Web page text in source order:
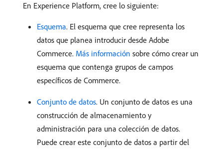
En Experience Platform, cree lo siguiente:
Esquema. El esquema que cree representa los
datos que planea introducir desde Adobe
Commerce. Más información sobre cómo crear un
esquema que contenga grupos de campos
específicos de Commerce.
Conjunto de datos. Un conjunto de datos es una
construcción de almacenamiento y
administración para una colección de datos.
Puede crear este conjunto de datos a partir del